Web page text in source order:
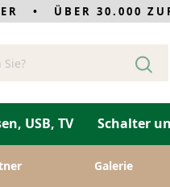
• ÜBER 30.000
USB, TV Schalter
Galerie